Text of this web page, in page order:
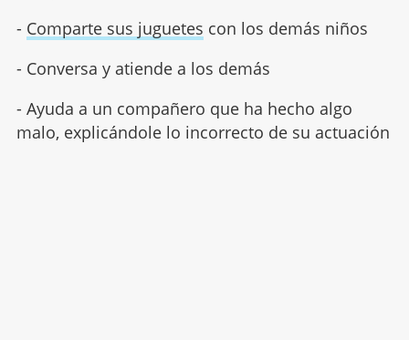
- Comparte sus juguetes con los demás niños
- Conversa y atiende a los demás
- Ayuda a un compañero que ha hecho algo
malo, explicándole lo incorrecto de su actuación